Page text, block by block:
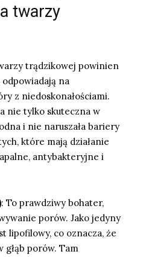
twarzy
trądzikowej powinien
na
z niedoskonałościami.
nie tylko skuteczna w
i nie naruszała bariery
które mają działanie
antybakteryjne i
: To prawdziwy bohater,
porów. Jako jedyny
lipofilowy, co oznacza, że
głąb porów. Tam